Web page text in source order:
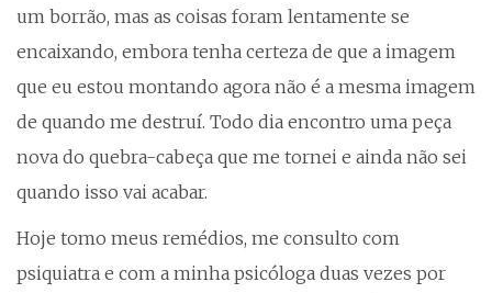
um borrão, mas as coisas foram lentamente se
encaixando, embora tenha certeza de que a imagem
que eu estou montando agora não é a mesma imagem
de quando me destruí. Todo dia encontro uma peça
nova do quebra-cabeça que me tornei e ainda não sei
quando isso vai acabar.
Hoje tomo meus remédios, me consulto com
psiquiatra e com a minha psicóloga duas vezes por